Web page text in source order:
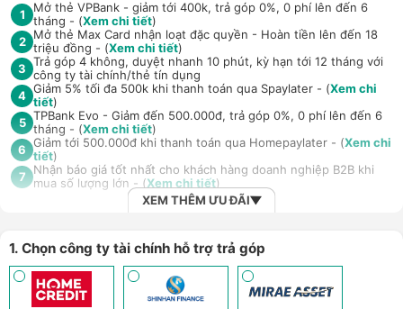
1
Mở thẻ VPBank - giảm tới 400k, trả góp 0%, 0 phí lên đến 6
tháng - (Xem chi tiết)
2 Mở thẻ Max Card nhận loạt đặc quyền - Hoàn tiền lên đến 18
triệu đồng - (Xem chi tiết)
3 Trả góp 4 không, duyệt nhanh 10 phút, kỳ hạn tới 12 tháng với
công ty tài chính/thẻ tín dụng
4 Giảm 5% tối đa 500k khi thanh toán qua Spaylater - (Xem chi
tiết)
5 TPBank Evo - Giảm đến 500.000đ, trả góp 0%, 0 phí lên đến 6
tháng - (Xem chi tiết)
6 Giảm tới 500.000đ khi thanh toán qua Homepaylater - (Xem chi
tiết)
7
Nhận báo giá tốt nhất cho khách hàng doanh nghiệp B2B khi
mua số lượng lớn - (Xem chi tiết)
XEM THÊM ƯU ĐÃI
1. Chọn công ty tài chính hỗ trợ trả góp